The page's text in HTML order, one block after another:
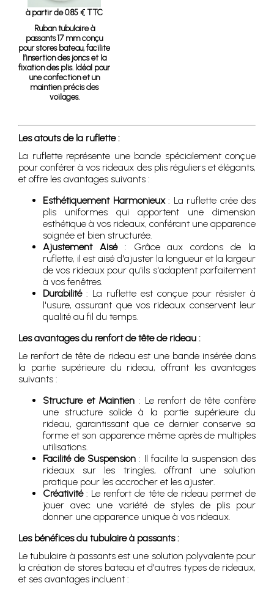
à partir de 0.85 € TTC
Ruban tubulaire à
passants 17 mmconçu
pour stores bateau, facilite
l’insertion des joncs et la
fixation des plis. Idéal pour
une confection et un
maintien précis des
voilages.
Les atouts de la ruflette :
La ruflette représente une bande spécialement conçue
pour conférer à vos rideaux des plis réguliers et élégants,
et offre les avantages suivants :
Esthétiquement Harmonieux : La ruflette crée des
plis uniformes qui apportent une dimension
esthétique à vos rideaux, conférant une apparence
soignée et bien structurée.
Ajustement Aisé : Grâce aux cordons de la
ruflette, il est aisé d'ajuster la longueur et la largeur
de vos rideaux pour qu'ils s'adaptent parfaitement
à vos fenêtres.
Durabilité: La ruflette est conçue pour résister à
l'usure, assurant que vos rideaux conservent leur
qualité au fil du temps.
Les avantages du renfort de tête de rideau :
Le renfort de tête de rideau est une bande insérée dans
la partie supérieure du rideau, offrant les avantages
suivants :
Structure et Maintien : Le renfort de tête confère
une structure solide à la partie supérieure du
rideau, garantissant que ce dernier conserve sa
forme et son apparence même après de multiples
utilisations.
Facilité de Suspension : Il facilite la suspension des
rideaux sur les tringles, offrant une solution
pratique pour les accrocher et les ajuster.
Créativité: Le renfort de tête de rideau permet de
jouer avec une variété de styles de plis pour
donner une apparence unique à vos rideaux.
Les bénéfices du tubulaire à passants :
Le tubulaire à passants est une solution polyvalente pour
la création de stores bateau et d'autres types de rideaux,
et ses avantages incluent :